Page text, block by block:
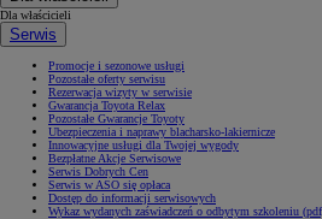
Dla właścicieli
Serwis
Promocje i sezonowe usługi
Pozostałe oferty serwisu
Rezerwacja wizyty w serwisie
Gwarancja Toyota Relax
Pozostałe Gwarancje Toyoty
Ubezpieczenia i naprawy blacharsko-lakiernicze
Innowacyjne usługi dla Twojej wygody
Bezpłatne Akcje Serwisowe
Serwis Dobrych Cen
Serwis w ASO się opłaca
Dostęp do informacji serwisowych
Wykaz wydanych zaświadczeń o odbytym szkoleniu